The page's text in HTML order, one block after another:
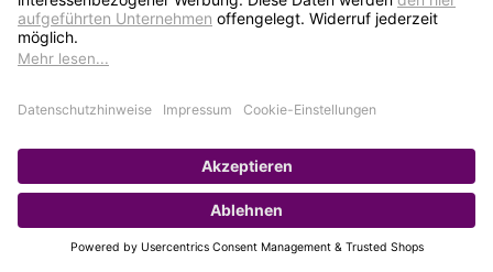
STREIT Newsletter
Neue Produkte, Blogbeiträge, Eventeinladungen und
Bleiben Sie auf dem Laufenden und abonnieren Sie
gerne unseren Newsletter: